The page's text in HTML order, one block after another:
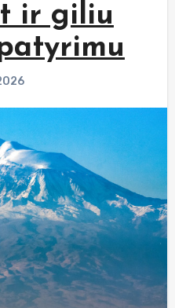
ir giliu